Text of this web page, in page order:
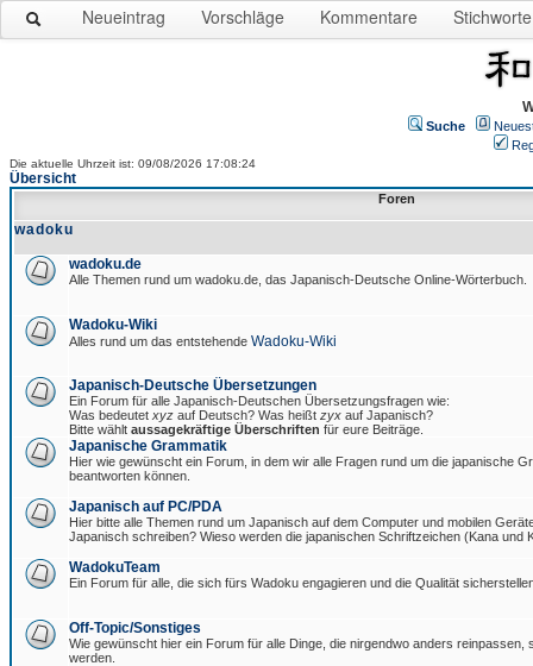
Neueintrag Vorschläge Kommentare Stichworte
Suche
Die aktuelle Uhrzeit ist: 09/08/2026 17:08:24
Übersicht
Foren
wadoku
wadoku.de
Alle Themen rund um wadoku.de, das Japanisch-Deutsche Online-Wörterbuch.
Wadoku-Wiki
Alles rund um das entstehende Wadoku-Wiki
Japanisch-Deutsche Übersetzungen
Ein Forum für alle Japanisch-Deutschen Übersetzungsfragen wie:
Was bedeutet xyz auf Deutsch? Was heißt zyx auf Japanisch?
Bitte wählt aussagekräftige Überschriften für eure Beiträge.
Japanische Grammatik
Hier wie gewünscht ein Forum, in dem wir alle Fragen rund um die japanische
beantworten können.
Japanisch auf PC/PDA
Hier bitte alle Themen rund um Japanisch auf dem Computer und mobilen
Japanisch schreiben? Wieso werden die japanischen Schriftzeichen (Kana und
WadokuTeam
Ein Forum für alle, die sich fürs Wadoku engagieren und die Qualität
Off-Topic/Sonstiges
Wie gewünscht hier ein Forum für alle Dinge, die nirgendwo anders reinpassen,
werden.